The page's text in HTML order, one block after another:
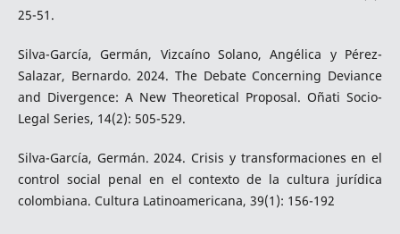
25-51.
Silva-García, Germán, Vizcaíno Solano, Angélica y Pérez-
Salazar, Bernardo. 2024. The Debate Concerning Deviance
and Divergence: A New Theoretical Proposal. Oñati Socio-
Legal Series, 14(2): 505-529.
Silva-García, Germán. 2024. Crisis y transformaciones en el
control social penal en el contexto de la cultura jurídica
colombiana. Cultura Latinoamericana, 39(1): 156-192